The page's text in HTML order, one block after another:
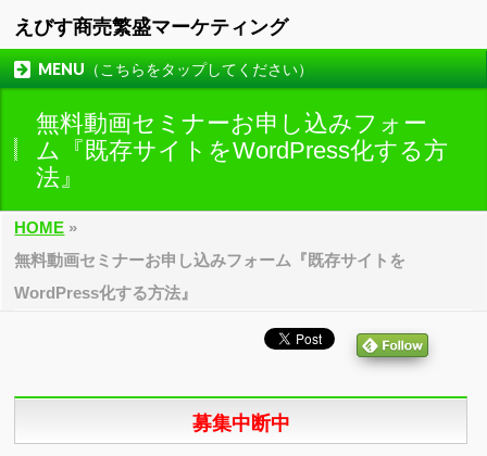
えびす商売繁盛マーケティング
MENU（こちらをタップしてください）
無料動画セミナーお申し込みフォー
ム『既存サイトをWordPress化する方
法』
HOME »
無料動画セミナーお申し込みフォーム『既存サイトを
WordPress化する方法』
募集中断中